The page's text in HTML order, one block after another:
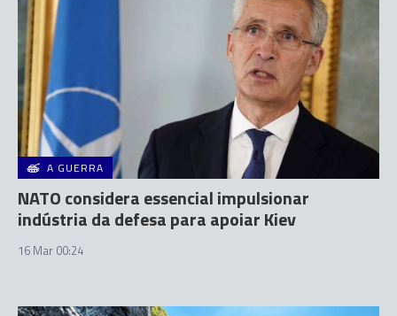
A GUERRA
NATO considera essencial impulsionar
indústria da defesa para apoiar Kiev
16 Mar 00:24